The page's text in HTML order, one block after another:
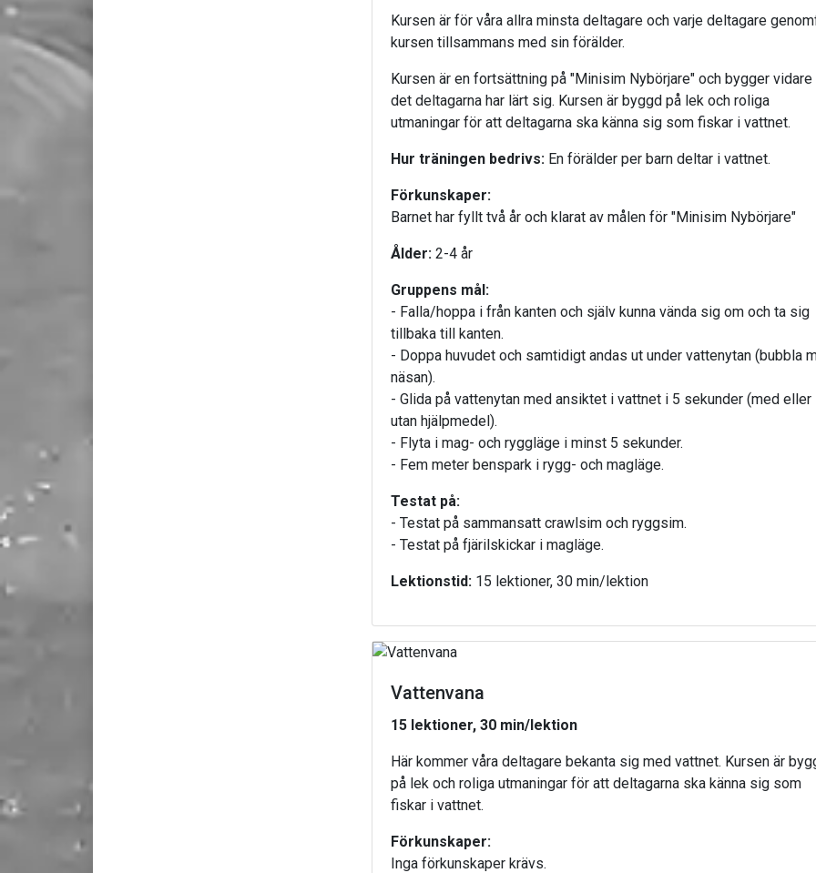
Kursen är för våra allra minsta deltagare och varje deltagare
kursen tillsammans med sin förälder.
Kursen är en fortsättning på "Minisim Nybörjare" och bygger vidare
det deltagarna har lärt sig. Kursen är byggd på lek och roliga
utmaningar för att deltagarna ska känna sig som fiskar i vattnet.
Hur träningen bedrivs:En förälder per barn deltar i vattnet.
Förkunskaper:
Barnet har fyllt två år och klarat av målen för "Minisim Nybörjare"
Ålder:2-4 år
Gruppens mål:
- Falla/hoppa i från kanten och själv kunna vända sig om och ta sig
tillbaka till kanten.
- Doppa huvudet och samtidigt andas ut under vattenytan (bubbla
näsan).
- Glida på vattenytan med ansiktet i vattnet i 5 sekunder (med eller
utan hjälpmedel).
- Flyta i mag- och ryggläge i minst 5 sekunder.
- Fem meter benspark i rygg- och magläge.
Testat på:
- Testat på sammansatt crawlsim och ryggsim.
- Testat på fjärilskickar i magläge.
Lektionstid:15 lektioner, 30 min/lektion
Vattenvana
15 lektioner, 30 min/lektion
Här kommer våra deltagare bekanta sig med vattnet. Kursen är
på lek och roliga utmaningar för att deltagarna ska känna sig som
fiskar i vattnet.
Förkunskaper:
Inga förkunskaper krävs.